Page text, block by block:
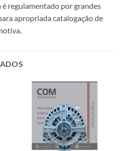
é regulamentado por grandes
apropriada catalogação de